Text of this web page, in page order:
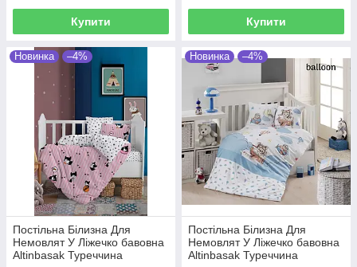
Купити Купити
Новинка –4%
Постільна Білизна Для
Немовлят У Ліжечко бавовна
Altinbasak Туреччина
Новинка –4%
Постільна Білизна Для
Немовлят У Ліжечко бавовна
Altinbasak Туреччина